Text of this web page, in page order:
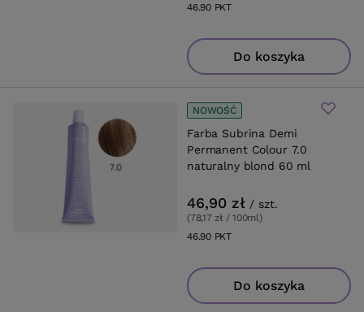
46.90PKTpunktów
Do koszyka
Farba Subrina Demi
Permanent Colour 7.0
naturalny blond 60 ml
NOWOŚĆ
46,90 zł / szt.
(78,17 zł / 100ml)
46.90PKTpunktów
Do koszyka